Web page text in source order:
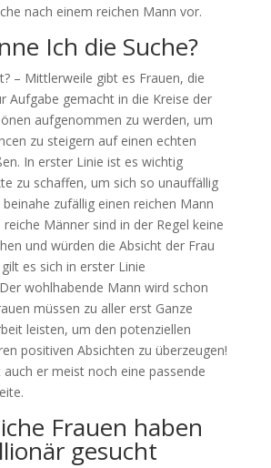
nach einem reichen Mann vor.
Ich die Suche?
– Mittlerweile gibt es Frauen, die
Aufgabe gemacht in die Kreise der
aufgenommen zu werden, um
zu steigern auf einen echten
In erster Linie ist es wichtig
zu schaffen, um sich so unauffällig
zufällig einen reichen Mann
Männer sind in der Regel keine
und würden die Absicht der Frau
es sich in erster Linie
wohlhabende Mann wird schon
müssen zu aller erst Ganze
leisten, um den potenziellen
positiven Absichten zu überzeugen!
auch er meist noch eine passende
Frauen haben
gesucht